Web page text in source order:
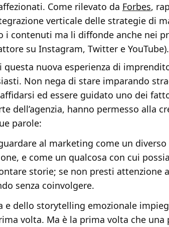
Come rilevato da Forbes,
verticale delle strategie di
i contenuti ma li diffonde anche nei
su Instagram, Twitter e YouTube).
questa nuova esperienza di
Non nega di stare imparando
ed essere guidato uno dei
dell’agenzia, hanno permesso alla
parole:
al marketing come un
e come un qualcosa con cui
storie; se non presti attenzione
senza coinvolgere.
e dello storytelling emozionale
volta. Ma è la prima volta che una